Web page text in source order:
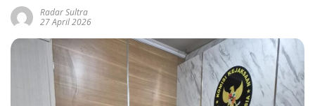
Radar Sultra
27 April 2026